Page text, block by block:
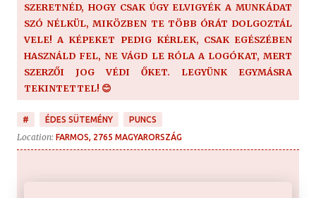
SZERETNÉD, HOGY CSAK ÚGY ELVIGYÉK A MUNKÁDAT
SZÓ NÉLKÜL, MIKÖZBEN TE TÖBB ÓRÁT DOLGOZTÁL
VELE! A KÉPEKET PEDIG KÉRLEK, CSAK EGÉSZÉBEN
HASZNÁLD FEL, NE VÁGD LE RÓLA A LOGÓKAT, MERT
SZERZŐI JOG VÉDI ŐKET. LEGYÜNK EGYMÁSRA
TEKINTETTEL! 😊
# ÉDES SÜTEMÉNY PUNCS
Location: FARMOS, 2765 MAGYARORSZÁG